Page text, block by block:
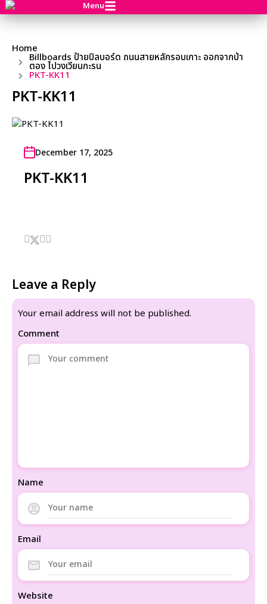
Menu
Home
Billboards ป้ายบิลบอร์ด ถนนสายหลักรอบเกาะ ออกจากป่า
ตอง ไปวงเวียนกะรน
PKT-KK11
PKT-KK11
December 17, 2025
PKT-KK11
Leave a Reply
Your email address will not be published.
Comment
Name
Email
Website